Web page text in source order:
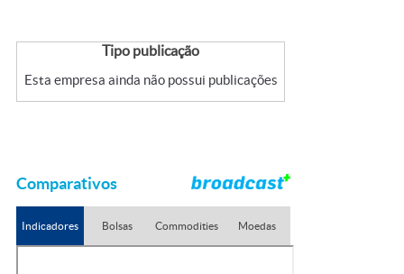
Tipo publicação
Esta empresa ainda não possui publicações
Comparativos
Indicadores Bolsas Commodities Moedas